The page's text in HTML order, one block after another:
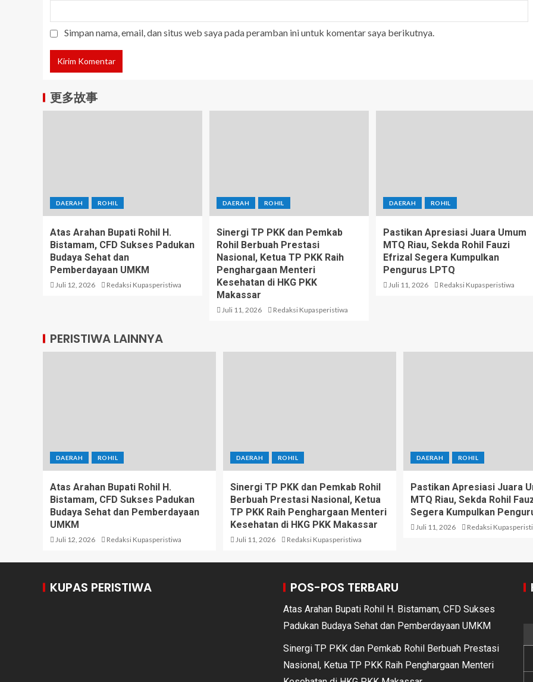
Simpan nama, email, dan situs web saya pada peramban ini untuk komentar saya berikutnya.
更多故事
DAERAH ROHIL
Atas Arahan Bupati Rohil H.
Bistamam, CFD Sukses Padukan
Budaya Sehat dan
Pemberdayaan UMKM
Juli 12, 2026 Redaksi Kupasperistiwa
DAERAH ROHIL
Sinergi TP PKK dan Pemkab
Rohil Berbuah Prestasi
Nasional, Ketua TP PKK Raih
Penghargaan Menteri
Kesehatan di HKG PKK
Makassar
Juli 11, 2026 Redaksi Kupasperistiwa
DAERAH ROHIL
Pastikan Apresiasi Juara Umum
MTQ Riau, Sekda Rohil Fauzi
Efrizal Segera Kumpulkan
Pengurus LPTQ
Juli 11, 2026 Redaksi Kupasperistiwa
PERISTIWA LAINNYA
DAERAH ROHIL
Atas Arahan Bupati Rohil H.
Bistamam, CFD Sukses Padukan
Budaya Sehat dan Pemberdayaan
UMKM
Juli 12, 2026 Redaksi Kupasperistiwa
DAERAH ROHIL
Sinergi TP PKK dan Pemkab Rohil
Berbuah Prestasi Nasional, Ketua
TP PKK Raih Penghargaan Menteri
Kesehatan di HKG PKK Makassar
Juli 11, 2026 Redaksi Kupasperistiwa
DAERAH ROHIL
Pastikan Apresiasi Juara
MTQ Riau, Sekda Rohil
Segera Kumpulkan
Juli 11, 2026 Redaksi
KUPAS PERISTIWA POS-POS TERBARU
Atas Arahan Bupati Rohil H. Bistamam, CFD Sukses
Padukan Budaya Sehat dan Pemberdayaan UMKM
Sinergi TP PKK dan Pemkab Rohil Berbuah Prestasi
Nasional, Ketua TP PKK Raih Penghargaan Menteri